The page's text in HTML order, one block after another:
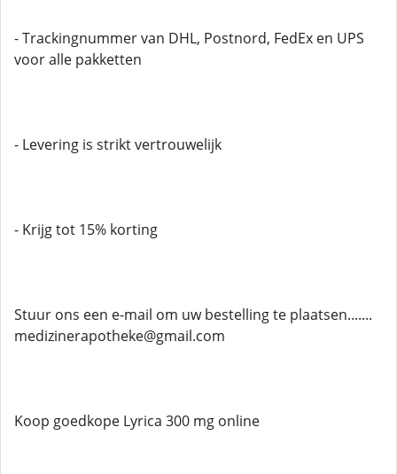
- Trackingnummer van DHL, Postnord, FedEx en UPS
voor alle pakketten
- Levering is strikt vertrouwelijk
- Krijg tot 15% korting
Stuur ons een e-mail om uw bestelling te plaatsen.......
medizinerapotheke@gmail.com
Koop goedkope Lyrica 300 mg online